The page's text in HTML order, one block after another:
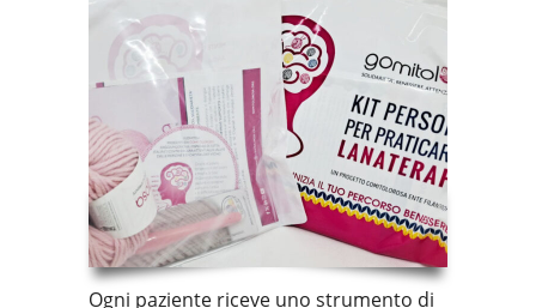
Ogni paziente riceve uno strumento di